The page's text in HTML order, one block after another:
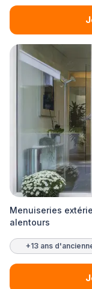
Menuiseries
alentours
+13 ans